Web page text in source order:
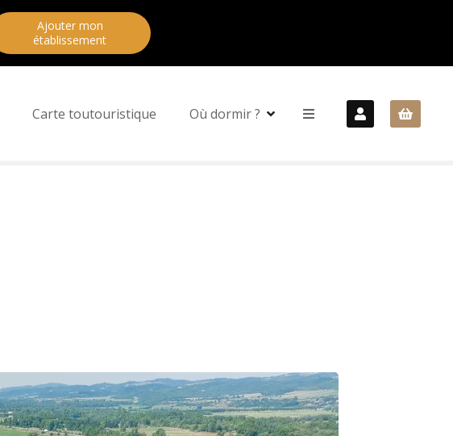
Ajouter mon
établissement
Carte toutouristique Où dormir ?